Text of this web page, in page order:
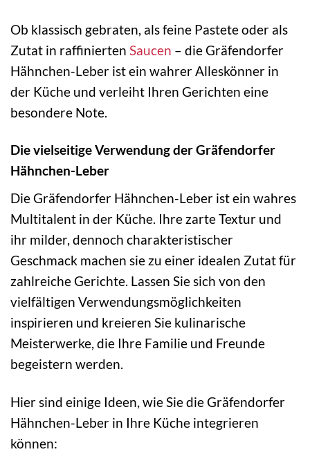
Ob klassisch gebraten, als feine Pastete oder als
Zutat in raffinierten Saucen – die Gräfendorfer
Hähnchen-Leber ist ein wahrer Alleskönner in
der Küche und verleiht Ihren Gerichten eine
besondere Note.
Die vielseitige Verwendung der Gräfendorfer
Hähnchen-Leber
Die Gräfendorfer Hähnchen-Leber ist ein wahres
Multitalent in der Küche. Ihre zarte Textur und
ihr milder, dennoch charakteristischer
Geschmack machen sie zu einer idealen Zutat für
zahlreiche Gerichte. Lassen Sie sich von den
vielfältigen Verwendungsmöglichkeiten
inspirieren und kreieren Sie kulinarische
Meisterwerke, die Ihre Familie und Freunde
begeistern werden.
Hier sind einige Ideen, wie Sie die Gräfendorfer
Hähnchen-Leber in Ihre Küche integrieren
können: